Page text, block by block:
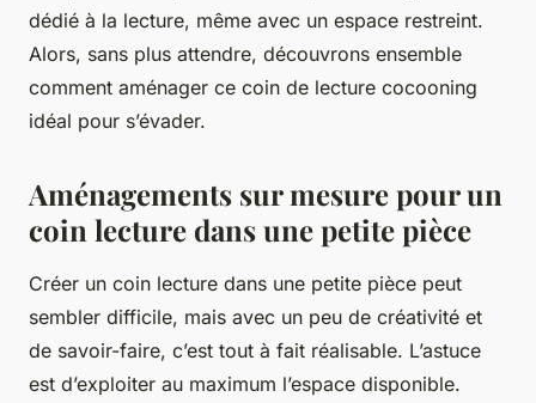
dédié à la lecture, même avec un espace restreint.
Alors, sans plus attendre, découvrons ensemble
comment aménager ce coin de lecture cocooning
idéal pour s’évader.
Aménagements sur mesure pour un
coin lecture dans une petite pièce
Créer un coin lecture dans une petite pièce peut
sembler difficile, mais avec un peu de créativité et
de savoir-faire, c’est tout à fait réalisable. L’astuce
est d’exploiter au maximum l’espace disponible.